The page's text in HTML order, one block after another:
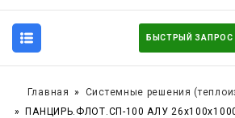
БЫСТРЫЙ ЗАПРОС
Главная
Системные решения
ПАНЦИРЬ.ФЛОТ.СП-100 АЛУ